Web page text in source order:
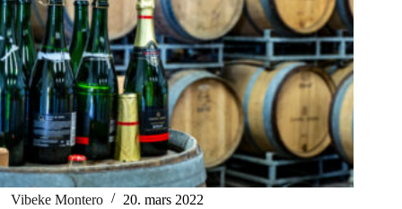
Vibeke Montero 20. mars 2022